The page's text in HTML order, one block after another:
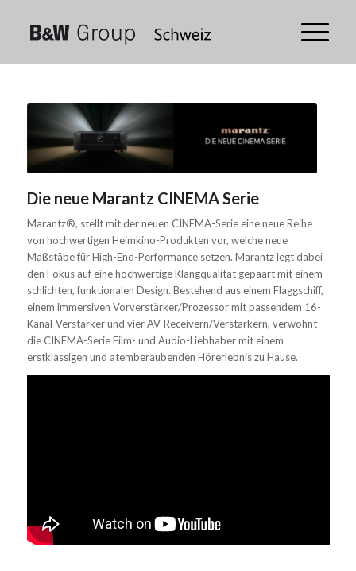
Die neue Marantz CINEMA Serie
Marantz®, stellt mit der neuen CINEMA-Serie eine neue Reihe
von hochwertigen Heimkino-Produkten vor, welche neue
Maßstäbe für High-End-Performance setzen. Marantz legt dabei
den Fokus auf eine hochwertige Klangqualität gepaart mit einem
schlichten, funktionalen Design. Bestehend aus einem Flaggschiff,
einem immersiven Vorverstärker/Prozessor mit passendem 16-
Kanal-Verstärker und vier AV-Receivern/Verstärkern, verwöhnt
die CINEMA-Serie Film- und Audio-Liebhaber mit einem
erstklassigen und atemberaubenden Hörerlebnis zu Hause.